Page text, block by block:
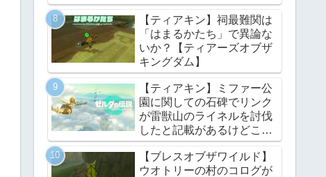
る？【ティアーズオブザキ
ングダム】
【ティアキン】祠最難関は
「はまるかたち」で異論な
いか？【ティアーズオブザ
キングダム】
【ティアキン】ミファー公
園に関しての石碑でリンク
が雷獣山のライネルを討伐
したと記載があるけどこれ
っていつの話?【ティアー
ズオブザキングダム】
【ブレスオブザワイルド】
ウオトリーの村のコログが